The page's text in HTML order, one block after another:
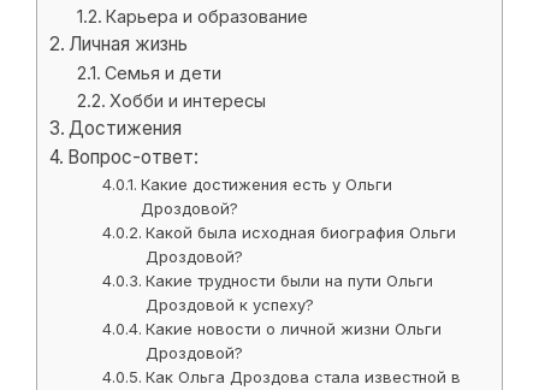
Карьера и образование
Личная жизнь
Семья и дети
Хобби и интересы
Достижения
Вопрос-ответ:
Какие достижения есть у Ольги
Дроздовой?
Какой была исходная биография Ольги
Дроздовой?
Какие трудности были на пути Ольги
Дроздовой к успеху?
Какие новости о личной жизни Ольги
Дроздовой?
Как Ольга Дроздова стала известной в